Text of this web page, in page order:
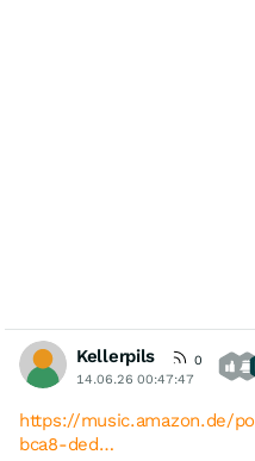
Kellerpils
0
14.06.26 00:47:47
https://music.amazon.de/
bca8-ded…